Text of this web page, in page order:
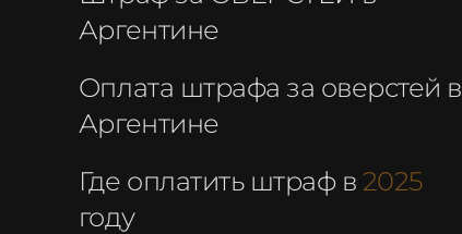
Аргентине
Оплата штрафа за оверстей в
Аргентине
Где оплатить штраф в 2025
году